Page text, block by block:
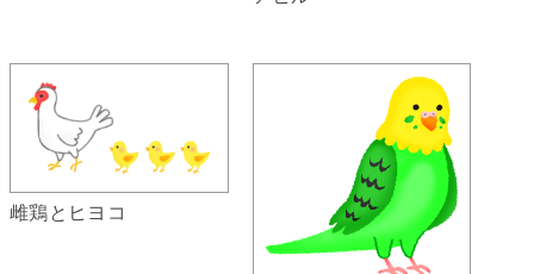
雌鶏とヒヨコ